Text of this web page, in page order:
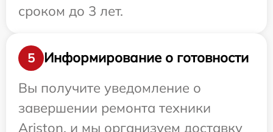
сроком до 3 лет.
5
Информирование о готовности
Вы получите уведомление о
завершении ремонта техники
Ariston, и мы организуем доставку